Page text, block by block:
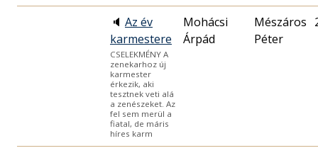
🔈 Az év
karmestere
CSELEKMÉNY A
zenekarhoz új
karmester
érkezik, aki
tesztnek veti alá
a zenészeket. Az
fel sem merül a
fiatal, de máris
híres karm
Mohácsi
Árpád
Mészáros
Péter